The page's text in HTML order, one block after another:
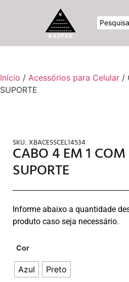
Início / Acessórios para Celular /
SUPORTE
SKU: XBACESSCEL14534
CABO 4 EM 1 COM
SUPORTE
Informe abaixo a quantidade
produto caso seja necessário.
Cor
Azul Preto